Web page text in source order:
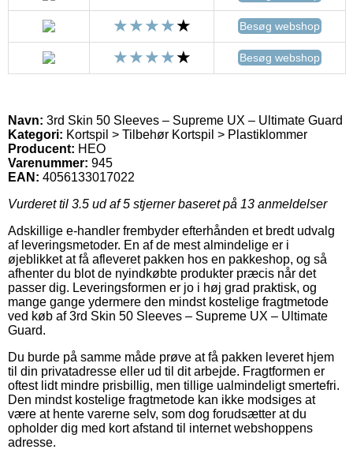
Besøg webshop
Besøg webshop
Navn: 3rd Skin 50 Sleeves – Supreme UX – Ultimate Guard
Kategori: Kortspil > Tilbehør Kortspil > Plastiklommer
Producent: HEO
Varenummer: 945
EAN: 4056133017022
Vurderet til 3.5 ud af 5 stjerner baseret på 13 anmeldelser
Adskillige e-handler frembyder efterhånden et bredt udvalg
af leveringsmetoder. En af de mest almindelige er i
øjeblikket at få afleveret pakken hos en pakkeshop, og så
afhenter du blot de nyindkøbte produkter præcis når det
passer dig. Leveringsformen er jo i høj grad praktisk, og
mange gange ydermere den mindst kostelige fragtmetode
ved køb af 3rd Skin 50 Sleeves – Supreme UX – Ultimate
Guard.
Du burde på samme måde prøve at få pakken leveret hjem
til din privatadresse eller ud til dit arbejde. Fragtformen er
oftest lidt mindre prisbillig, men tillige ualmindeligt smertefri.
Den mindst kostelige fragtmetode kan ikke modsiges at
være at hente varerne selv, som dog forudsætter at du
opholder dig med kort afstand til internet webshoppens
adresse.